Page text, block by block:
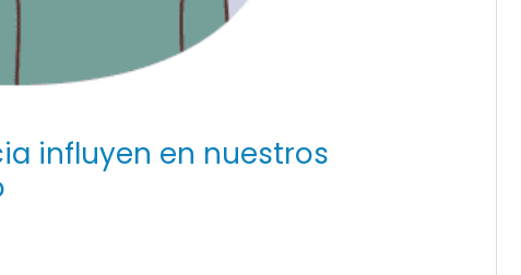
influyen en nuestros